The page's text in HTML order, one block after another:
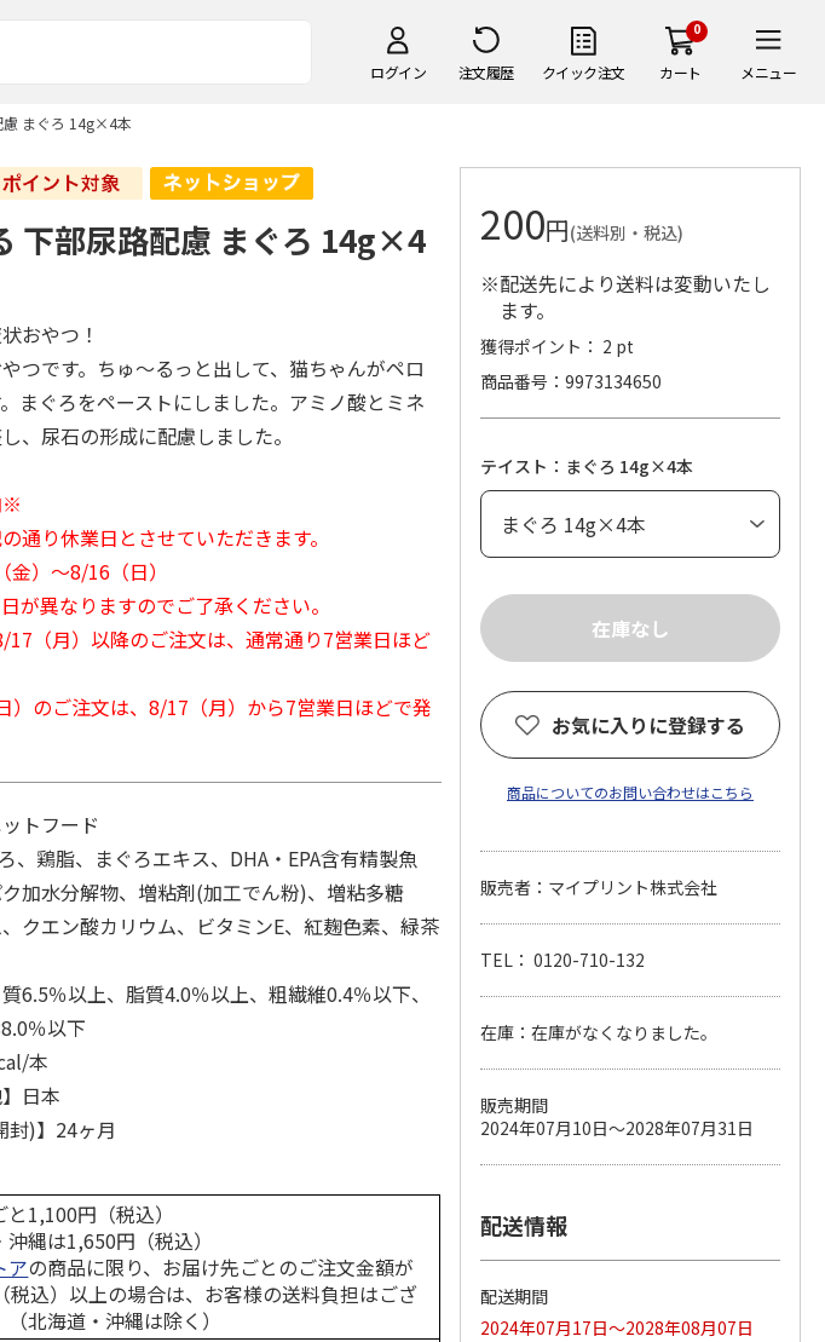
ログイン 注文履歴 クイック注文
0
カート メニュー
慮 まぐろ 14g×4本
獣医師開発 ニオイ
をとる砂専用 猫ト
イレ ナチュラルグ
レー
1,550円
(送料別・税込)
無添加良品 カムカ
ぐるぐるボーン型 S
…
470円
(送料別・税込)
銀のスプーン パウ
120円
(送料別・税込)
なた フルーティフ
ローラルの香り
590円
(送料別・税込)
下部尿路配慮 まぐろ 14g×4
おやつ！
つです。ちゅ～るっと出して、猫ちゃんがペロ
まぐろをペーストにしました。アミノ酸とミネ
、尿石の形成に配慮しました。
※
通り休業日とさせていただきます。
）～8/16（日）
が異なりますのでご了承ください。
17（月）以降のご注文は、通常通り7営業日ほど
）のご注文は、8/17（月）から7営業日ほどで発
トフード
、鶏脂、まぐろエキス、DHA・EPA含有精製魚
加水分解物、増粘剤(加工でん粉)、増粘多糖
クエン酸カリウム、ビタミンE、紅麹色素、緑茶
6.5％以上、脂質4.0％以上、粗繊維0.4％以下、
％以下
本
日本
封)】24ヶ月
1,100円（税込）
縄は1,650円（税込）
アの商品に限り、お届け先ごとのご注文金額が
税込）以上の場合は、お客様の送料負担はござ
北海道・沖縄は除く）
200円(送料別・税込)
※配送先により送料は変動いたし
ます。
獲得ポイント： 2 pt
商品番号
9973134650
テイスト：まぐろ 14g×4本
お気に入りに登録する
商品についてのお問い合わせはこちら
販売者：マイプリント株式会社
TEL： 0120-710-132
在庫：在庫がなくなりました。
販売期間
2024年07月10日～2028年07月31日
配送情報
配送期間
2024年07月17日～2028年08月07日